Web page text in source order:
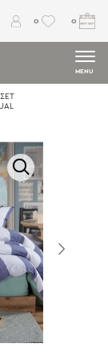
0 0
MENU
ΣΕΤ